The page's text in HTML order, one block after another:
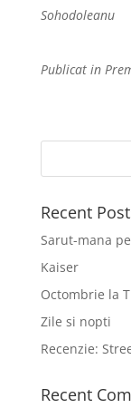
Foto:
Publicat in
Recent
Sarut-mana
Kaiser
Octombrie la
Zile si nopti
Recenzie:
Recent